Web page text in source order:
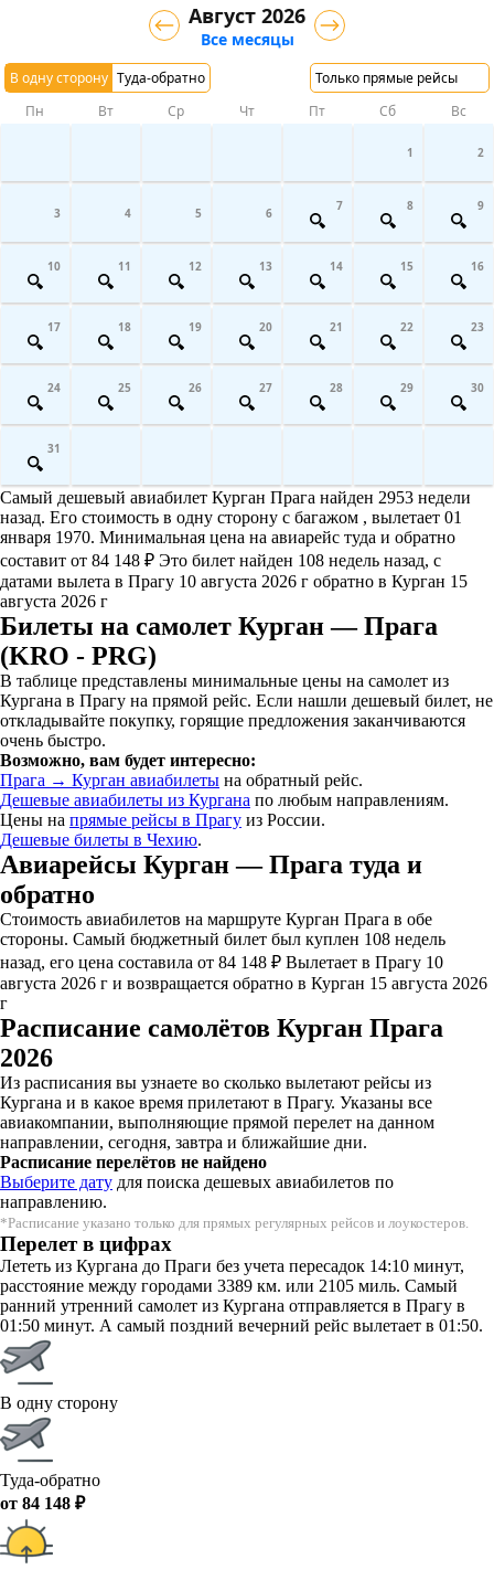
В одну сторону Туда-обратно Только прямые рейсы
Август 2026
Все месяцы
Пн Вт Ср Чт Пт Сб Вс
1 2
3 4 5 6 7 8 9
10 11 12 13 14 15 16
17 18 19 20 21 22 23
24 25 26 27 28 29 30
31
Самый дешевый авиабилет Курган Прага найден 2953 недели
назад. Его стоимость в одну сторону с багажом , вылетает 01
января 1970. Минимальная цена на авиарейс туда и обратно
составит от 84 148 ₽ Это билет найден 108 недель назад, с
датами вылета в Прагу 10 августа 2026 г обратно в Курган 15
августа 2026 г
Билеты на самолет Курган — Прага
(KRO - PRG)
В таблице представлены минимальные цены на самолет из
Кургана в Прагу на прямой рейс. Если нашли дешевый билет, не
откладывайте покупку, горящие предложения заканчиваются
очень быстро.
Возможно, вам будет интересно:
Прага → Курган авиабилеты на обратный рейс.
Дешевые авиабилеты из Кургана по любым направлениям.
Цены на прямые рейсы в Прагу из России.
Дешевые билеты в Чехию.
Авиарейсы Курган — Прага туда и
обратно
Стоимость авиабилетов на маршруте Курган Прага в обе
стороны. Самый бюджетный билет был куплен 108 недель
назад, его цена составила от 84 148 ₽ Вылетает в Прагу 10
августа 2026 г и возвращается обратно в Курган 15 августа 2026
г
Расписание самолётов Курган Прага
2026
Из расписания вы узнаете во сколько вылетают рейсы из
Кургана и в какое время прилетают в Прагу. Указаны все
авиакомпании, выполняющие прямой перелет на данном
направлении, сегодня, завтра и ближайшие дни.
Расписание перелётов не найдено
Выберите дату для поиска дешевых авиабилетов по
направлению.
*Расписание указано только для прямых регулярных рейсов и лоукостеров.
Перелет в цифрах
Лететь из Кургана до Праги без учета пересадок 14:10 минут,
расстояние между городами 3389 км. или 2105 миль. Самый
ранний утренний самолет из Кургана отправляется в Прагу в
01:50 минут. А самый поздний вечерний рейс вылетает в 01:50.
В одну сторону
Туда-обратно
от 84 148 ₽